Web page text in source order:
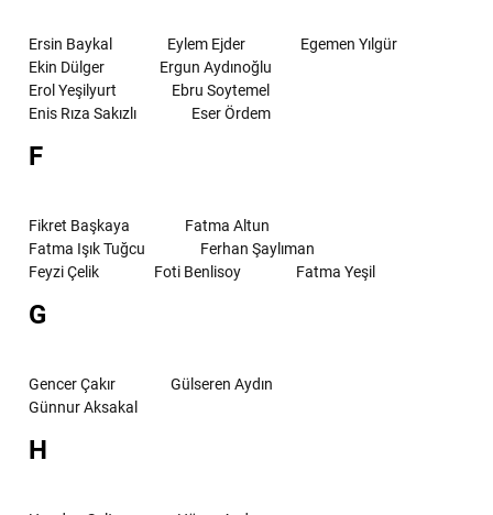
Ersin Baykal Eylem Ejder
Egemen Yılgür
Ekin Dülger
Ergun Aydınoğlu
Erol Yeşilyurt
Ebru Soytemel
Enis Rıza Sakızlı
Eser Ördem
F
Fikret Başkaya
Fatma Altun
Fatma Işık Tuğcu
Ferhan Şaylıman
Feyzi Çelik
Foti Benlisoy Fatma Yeşil
G
Gencer Çakır
Gülseren Aydın
Günnur Aksakal
H